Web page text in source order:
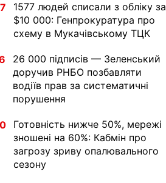
1577 людей списали з обліку за
$10 000: Генпрокуратура про
схему в Мукачівському ТЦК
26 000 підписів — Зеленський
доручив РНБО позбавляти
водіїв прав за систематичні
порушення
Готовність нижче 50%, мережі
зношені на 60%: Кабмін про
загрозу зриву опалювального
сезону